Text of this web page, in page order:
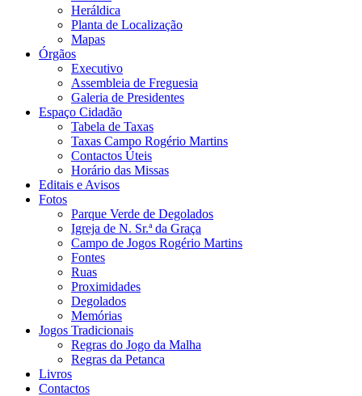
Heráldica
Planta de Localização
Mapas
Órgãos
Executivo
Assembleia de Freguesia
Galeria de Presidentes
Espaço Cidadão
Tabela de Taxas
Taxas Campo Rogério Martins
Contactos Úteis
Horário das Missas
Editais e Avisos
Fotos
Parque Verde de Degolados
Igreja de N. Sr.ª da Graça
Campo de Jogos Rogério Martins
Fontes
Ruas
Proximidades
Degolados
Memórias
Jogos Tradicionais
Regras do Jogo da Malha
Regras da Petanca
Livros
Contactos